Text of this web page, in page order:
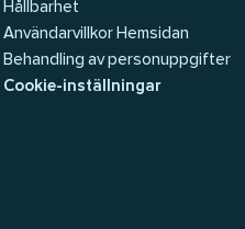
Hållbarhet
Användarvillkor Hemsidan
Behandling av personuppgifter
Cookie-inställningar